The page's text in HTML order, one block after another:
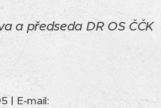
a předseda DR OS ČČK
| E-mail: